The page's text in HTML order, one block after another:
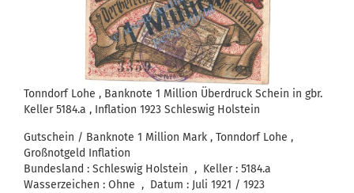
Tonndorf Lohe , Banknote 1 Million Überdruck Schein in gbr.
Keller 5184.a , Inflation 1923 Schleswig Holstein
Gutschein / Banknote 1 Million Mark , Tonndorf Lohe ,
Großnotgeld Inflation
Bundesland : Schleswig Holstein , Keller : 5184.a
Wasserzeichen : Ohne , Datum : Juli 1921 / 1923